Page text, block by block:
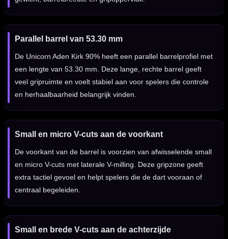
Parallel barrel van 53.30 mm
De Unicorn Aden Kirk 90% heeft een parallel barrelprofiel met
een lengte van 53.30 mm. Deze lange, rechte barrel geeft
veel gripruimte en voelt stabiel aan voor spelers die controle
en herhaalbaarheid belangrijk vinden.
Small en micro V-cuts aan de voorkant
De voorkant van de barrel is voorzien van afwisselende small
en micro V-cuts met laterale V-milling. Deze gripzone geeft
extra tactiel gevoel en helpt spelers die de dart vooraan of
centraal begeleiden.
Small en brede V-cuts aan de achterzijde